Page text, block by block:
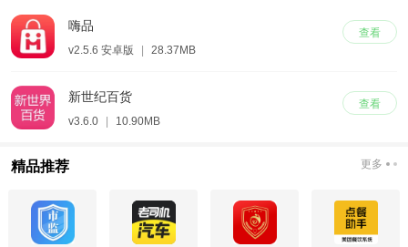
查看
嗨品
v2.5.6 安卓版 28.37MB
查看
新世纪百货
v3.6.0 10.90MB
精品推荐 更多